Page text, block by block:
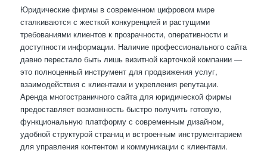
Юридические фирмы в современном цифровом мире
сталкиваются с жесткой конкуренцией и растущими
требованиями клиентов к прозрачности, оперативности и
доступности информации. Наличие профессионального сайта
давно перестало быть лишь визитной карточкой компании —
это полноценный инструмент для продвижения услуг,
взаимодействия с клиентами и укрепления репутации.
Аренда многостраничного сайта для юридической фирмы
предоставляет возможность быстро получить готовую,
функциональную платформу с современным дизайном,
удобной структурой страниц и встроенным инструментарием
для управления контентом и коммуникации с клиентами.